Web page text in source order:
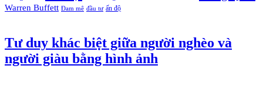
Warren Buffett Đam mê đầu tư ấn độ
Tư duy khác biệt giữa người nghèo và
người giàu bằng hình ảnh